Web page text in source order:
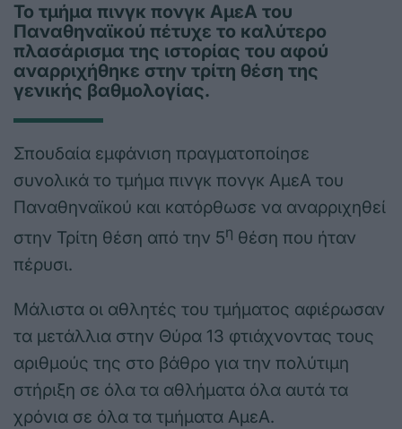
Το τμήμα πινγκ πονγκ ΑμεΑ του
Παναθηναϊκού πέτυχε το καλύτερο
πλασάρισμα της ιστορίας του αφού
αναρριχήθηκε στην τρίτη θέση της
γενικής βαθμολογίας.
Σπουδαία εμφάνιση πραγματοποίησε
συνολικά το τμήμα πινγκ πονγκ ΑμεΑ του
Παναθηναϊκού και κατόρθωσε να αναρριχηθεί
στην Τρίτη θέση από την 5η θέση που ήταν
πέρυσι.
Μάλιστα οι αθλητές του τμήματος αφιέρωσαν
τα μετάλλια στην Θύρα 13 φτιάχνοντας τους
αριθμούς της στο βάθρο για την πολύτιμη
στήριξη σε όλα τα αθλήματα όλα αυτά τα
χρόνια σε όλα τα τμήματα ΑμεΑ.